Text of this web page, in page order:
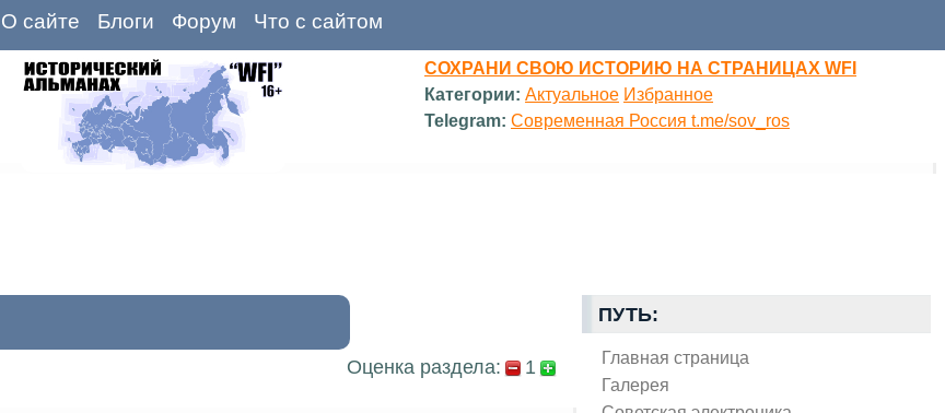
О сайте Блоги Форум Что с сайтом
СОХРАНИ СВОЮ ИСТОРИЮ НА СТРАНИЦАХ WFI
Категории: Актуальное Избранное
Telegram: Современная Россия t.me/sov_ros
ПУТЬ:
Главная страница
Галерея
Оценка раздела: 1